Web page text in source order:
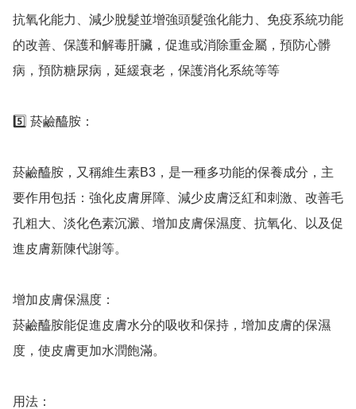
抗氧化能力、減少脫髮並增強頭髮強化能力、免疫系統功能
的改善、保護和解毒肝臟，促進或消除重金屬，預防心髒
病，預防糖尿病，延緩衰老，保護消化系統等等
5️⃣ 菸鹼醯胺：
菸鹼醯胺，又稱維生素B3，是一種多功能的保養成分，主
要作用包括：強化皮膚屏障、減少皮膚泛紅和刺激、改善毛
孔粗大、淡化色素沉澱、增加皮膚保濕度、抗氧化、以及促
進皮膚新陳代謝等。
增加皮膚保濕度：
菸鹼醯胺能促進皮膚水分的吸收和保持，增加皮膚的保濕
度，使皮膚更加水潤飽滿。
用法：